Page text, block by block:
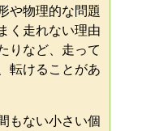
や物理的な問題
く走れない理由
りなど、走って
転けることがあ
もない小さい個